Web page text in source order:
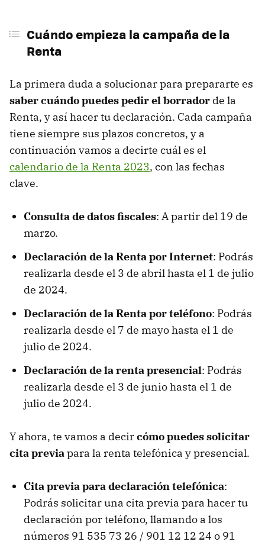
Cómo saber si tienes que hacer la declaración
Pide tu certificado digital por el móvil
También puedes usar el DNI electrónico
Consulta tus datos fiscales
Usa el simulador de la reclaración
Cuándo empieza la campaña de la
Renta
La primera duda a solucionar para prepararte es
saber cuándo puedes pedir el borrador de la
Renta, y así hacer tu declaración. Cada campaña
tiene siempre sus plazos concretos, y a
continuación vamos a decirte cuál es el
calendario de la Renta 2023, con las fechas
clave.
Consulta de datos fiscales: A partir del 19 de
marzo.
Declaración de la Renta por Internet: Podrás
realizarla desde el 3 de abril hasta el 1 de julio
de 2024.
Declaración de la Renta por teléfono: Podrás
realizarla desde el 7 de mayo hasta el 1 de
julio de 2024.
Declaración de la renta presencial: Podrás
realizarla desde el 3 de junio hasta el 1 de
julio de 2024.
Y ahora, te vamos a decircómo puedes solicitar
cita previapara la renta telefónica y presencial.
Cita previa para declaración telefónica:
Podrás solicitar una cita previa para hacer tu
declaración por teléfono, llamando a los
números 91 535 73 26 / 901 12 12 24 o 91